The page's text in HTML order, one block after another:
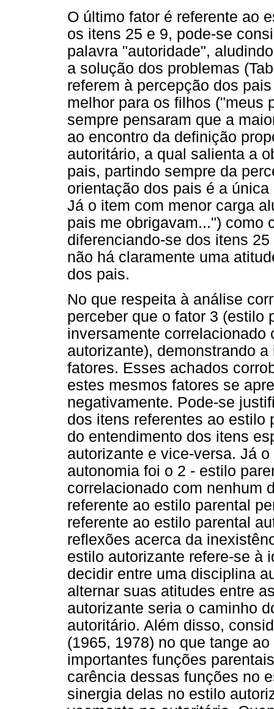
O último fator é referente ao
os itens 25 e 9, pode-se
palavra "autoridade",
a solução dos problemas
referem à percepção dos
melhor para os filhos ("meus
sempre pensaram que a
ao encontro da definição
autoritário, a qual salienta a
pais, partindo sempre da
orientação dos pais é a
Já o item com menor carga
pais me obrigavam...") como
diferenciando-se dos itens
não há claramente uma
dos pais.
No que respeita à análise
perceber que o fator 3 (estilo
inversamente correlacionado
autorizante), demonstrando
fatores. Esses achados
estes mesmos fatores se
negativamente. Pode-se
dos itens referentes ao estilo
do entendimento dos itens
autorizante e vice-versa. Já
autonomia foi o 2 - estilo
correlacionado com nenhum
referente ao estilo parental
referente ao estilo parental
reflexões acerca da
estilo autorizante refere-se à
decidir entre uma disciplina
alternar suas atitudes entre
autorizante seria o caminho
autoritário. Além disso,
(1965, 1978) no que tange
importantes funções
carência dessas funções no
sinergia delas no estilo